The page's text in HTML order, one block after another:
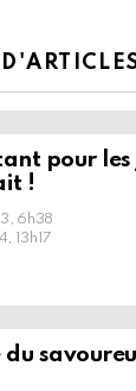
pour les
!
6h38
13h17
du